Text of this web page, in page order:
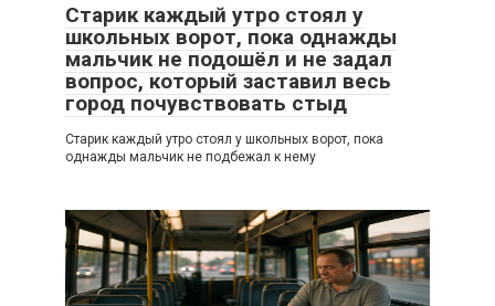
Старик каждый утро стоял у
школьных ворот, пока однажды
мальчик не подошёл и не задал
вопрос, который заставил весь
город почувствовать стыд
Старик каждый утро стоял у школьных ворот, пока
однажды мальчик не подбежал к нему